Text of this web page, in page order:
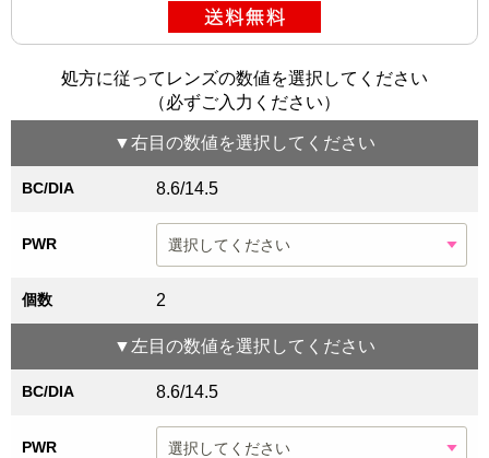
処方に従ってレンズの数値を選択してください
（必ずご入力ください）
▼右目 の数値を選択してください
BC/DIA 8.6/14.5
PWR
個数 2
▼ 左目 の数値を選択してください
BC/DIA 8.6/14.5
PWR